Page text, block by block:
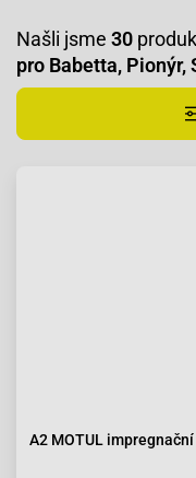
Našli jsme 30
pro Babetta, Pionýr,
A2 MOTUL